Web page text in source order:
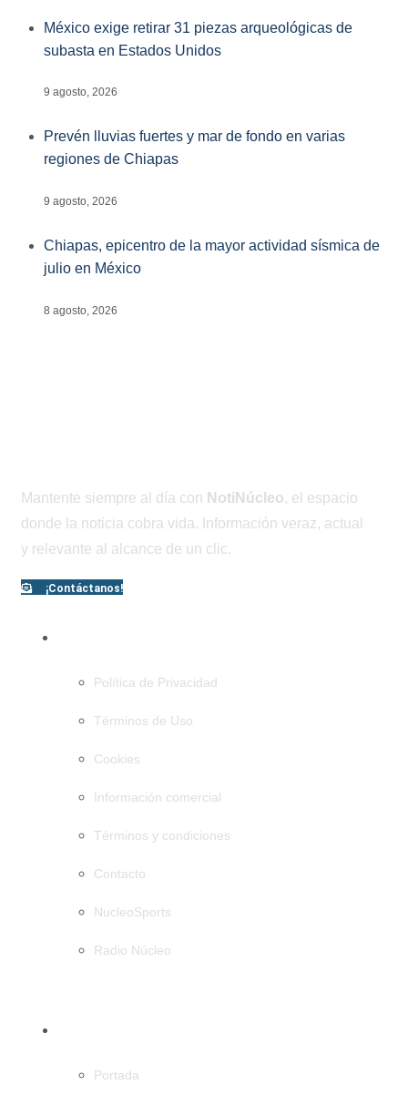
México exige retirar 31 piezas arqueológicas de
subasta en Estados Unidos
9 agosto, 2026
Prevén lluvias fuertes y mar de fondo en varias
regiones de Chiapas
9 agosto, 2026
Chiapas, epicentro de la mayor actividad sísmica de
julio en México
8 agosto, 2026
Mantente siempre al día con NotiNúcleo, el espacio
donde la noticia cobra vida. Información veraz, actual
y relevante al alcance de un clic.
¡Contáctanos!
Política de Privacidad
Términos de Uso
Cookies
Información comercial
Términos y condiciones
Contacto
NucleoSports
Radio Núcleo
Portada